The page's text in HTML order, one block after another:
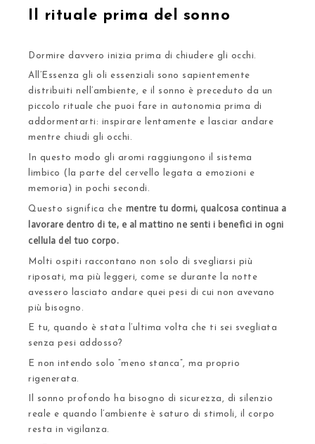
Il rituale prima del sonno
Dormire davvero inizia prima di chiudere gli occhi.
All’Essenza gli oli essenziali sono sapientemente
distribuiti nell’ambiente, e il sonno è preceduto da un
piccolo rituale che puoi fare in autonomia prima di
addormentarti: inspirare lentamente e lasciar andare
mentre chiudi gli occhi.
In questo modo gli aromi raggiungono il sistema
limbico (la parte del cervello legata a emozioni e
memoria) in pochi secondi.
Questo significa che mentre tu dormi, qualcosa continua a
lavorare dentro di te, e al mattino ne senti i benefici in ogni
cellula del tuo corpo.
Molti ospiti raccontano non solo di svegliarsi più
riposati, ma più leggeri, come se durante la notte
avessero lasciato andare quei pesi di cui non avevano
più bisogno.
E tu, quando è stata l’ultima volta che ti sei svegliata
senza pesi addosso?
E non intendo solo “meno stanca”, ma proprio
rigenerata.
Il sonno profondo ha bisogno di sicurezza, di silenzio
reale e quando l’ambiente è saturo di stimoli, il corpo
resta in vigilanza.